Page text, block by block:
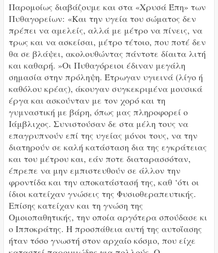
Παρομοίως διαβάζουμε και στα «Χρυσά Έπη» των
Πυθαγορείων: «Και την υγεία του σώματος δεν
πρέπει να αμελείς, αλλά με μέτρο να πίνεις, να
τρως και να ασκείσαι, μέτρο τέτοιο, που ποτέ δεν
θα σε βλάψει, ακολουθώντας πάντοτε δίαιτα λιτή
και καθαρή. »Οι Πυθαγόρειοι έδιναν μεγάλη
σημασία στην πρόληψη. Έτρωγαν υγιεινά (λίγο ή
καθόλου κρέας), άκουγαν συγκεκριμένα μουσικά
έργα και ασκούνταν με τον χορό και τη
γυμναστική με βάρη, όπως μας πληροφορεί ο
Ιάμβλιχος. Συνιστούσαν δε στα μέλη τους να
επαγρυπνούν επί της υγείας μόνοι τους, να την
διατηρούν σε καλή κατάσταση δια της εγκράτειας
και του μέτρου και, εάν ποτε διαταρασσόταν,
έπρεπε να μην εμπιστευθούν σε άλλον την
φροντίδα και την αποκατάστασή της, καθ ‘ότι οι
ίδιοι κατείχαν γνώσεις της Φυσιοθεραπευτικής.
Επίσης κατείχαν και τη γνώση της
Ομοιοπαθητικής, την οποία αργότερα σπούδασε κι
ο Ιπποκράτης. Η προσπάθεια αυτή της αυτοΐασης
ήταν τόσο γνωστή στον αρχαίο κόσμο, που είχε